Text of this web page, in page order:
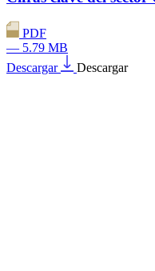
PDF
— 5.79 MB
Descargar
Descargar